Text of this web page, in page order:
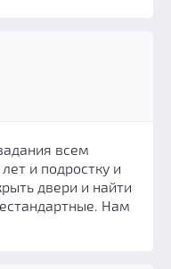
всем
и подростку и
двери и найти
Нам